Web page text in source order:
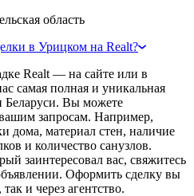
область
в Урицком на Realt?
Realt — на сайте или в
самая полная и уникальная
Беларуси. Вы можете
запросам. Например,
дома, материал стен, наличие
и количество санузлов.
заинтересовал вас, свяжитесь
Оформить сделку вы
и через агентство.